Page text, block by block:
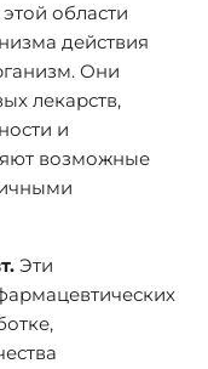
области
действия
Они
лекарств,
и
возможные
Эти